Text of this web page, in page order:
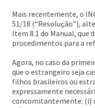
Mais recentemente, o
51/18 (“Resolução”),
Item 8.1 do Manual, que
procedimentos para a
Agora, no caso da
que o estrangeiro seja
filhos brasileiros ou
expressamente
concomitantemente: (i)